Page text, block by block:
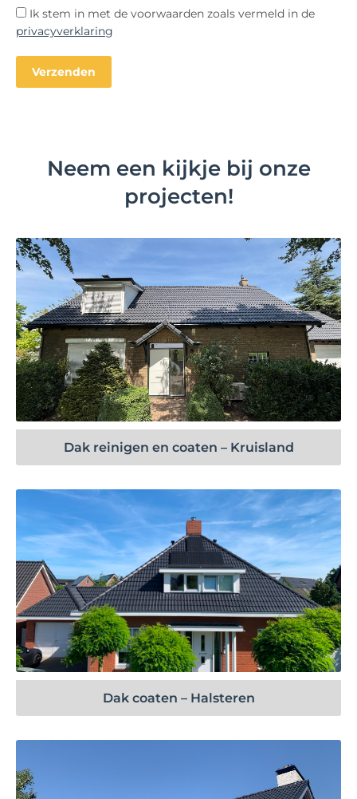
Ik stem in met de voorwaarden zoals vermeld in de
privacyverklaring
Neem een kijkje bij onze
projecten!
Bekijk project
Dak reinigen en coaten – Kruisland
Bekijk project
Dak coaten – Halsteren